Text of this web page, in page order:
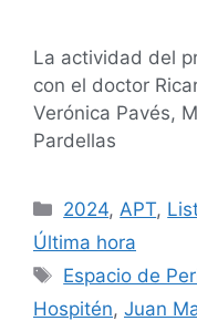
La actividad del
con el doctor
Verónica Pavés,
Pardellas
2024, APT,
Última hora
Espacio de
Hospitén, Juan